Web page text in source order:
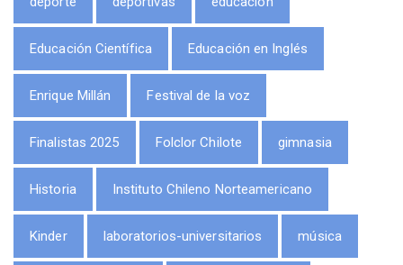
Educación Científica Educación en Inglés
Enrique Millán Festival de la voz
Finalistas 2025 Folclor Chilote gimnasia
Historia Instituto Chileno Norteamericano
Kinder laboratorios-universitarios música